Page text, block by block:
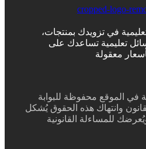
في تزويدك بمنتجات،
تعليمية تساعدك على
معقولة
في الموقع محفوظة للبوابة
وانتهاك هذه الحقوق يُشكل
للمساءلة القانونية